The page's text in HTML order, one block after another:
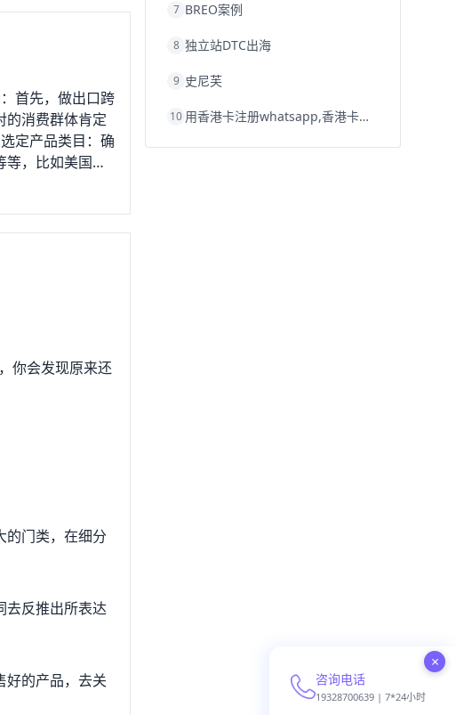
首先，做出口跨
的消费群体肯定
定产品类目：确
，比如美国人
获得的也是一
比较大，但一
卖的具体产品，
产品质量也是
为供货周期太
多厂家不能及
市场需求则悔
你会发现原来还
的门类，在细分
去反推出所表达
好的产品，去关
7 BREO案例
8 独立站DTC出海
9 史尼芙
10 用香港卡注册whatsapp,香港卡不能注册whatsapp
×
咨询电话
19328700639 | 7*24小时